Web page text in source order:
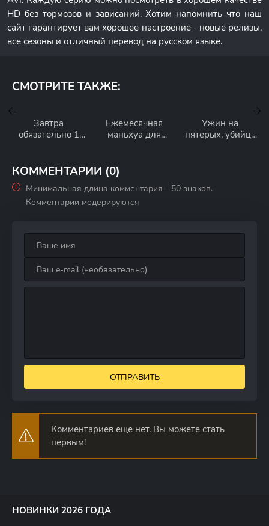
HD без тормозов и зависаний. Хотим напомнить что наш
сайт гарантирует вам хорошее настроение - новые релизы,
все сезоны и отличный перевод на русском языке.
СМОТРИТЕ ТАКЖЕ:
Завтра
обязательно 1
Ежемесячная
маньхуа для
Ужин на
пятерых, убийца
КОММЕНТАРИИ (0)
Минимальная длина комментария - 50 знаков.
Комментарии модерируются
ОТПРАВИТЬ
Комментариев еще нет. Вы можете стать
первым!
НОВИНКИ 2026 ГОДА